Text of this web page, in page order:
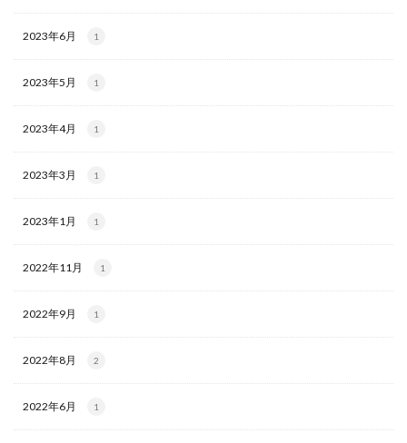
2023年6月 1
2023年5月 1
2023年4月 1
2023年3月 1
2023年1月 1
2022年11月 1
2022年9月 1
2022年8月 2
2022年6月 1